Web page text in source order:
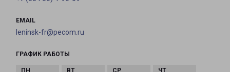
EMAIL
leninsk-fr@pecom.ru
ГРАФИК РАБОТЫ